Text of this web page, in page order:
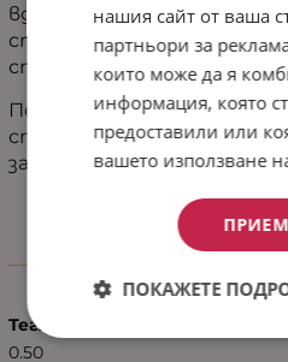
вдъхновяващо. Този
спалнотобельо,аизраз
стремежкъм хармонияв
Подаретеситози малък
спалнятасивмясто,
започват.
Тегло (кг.)
0.50
нашия сайт от ваша
партньори за
които може да я
информация, която
предоставили или
вашето използване
ПОКАЖЕТЕ